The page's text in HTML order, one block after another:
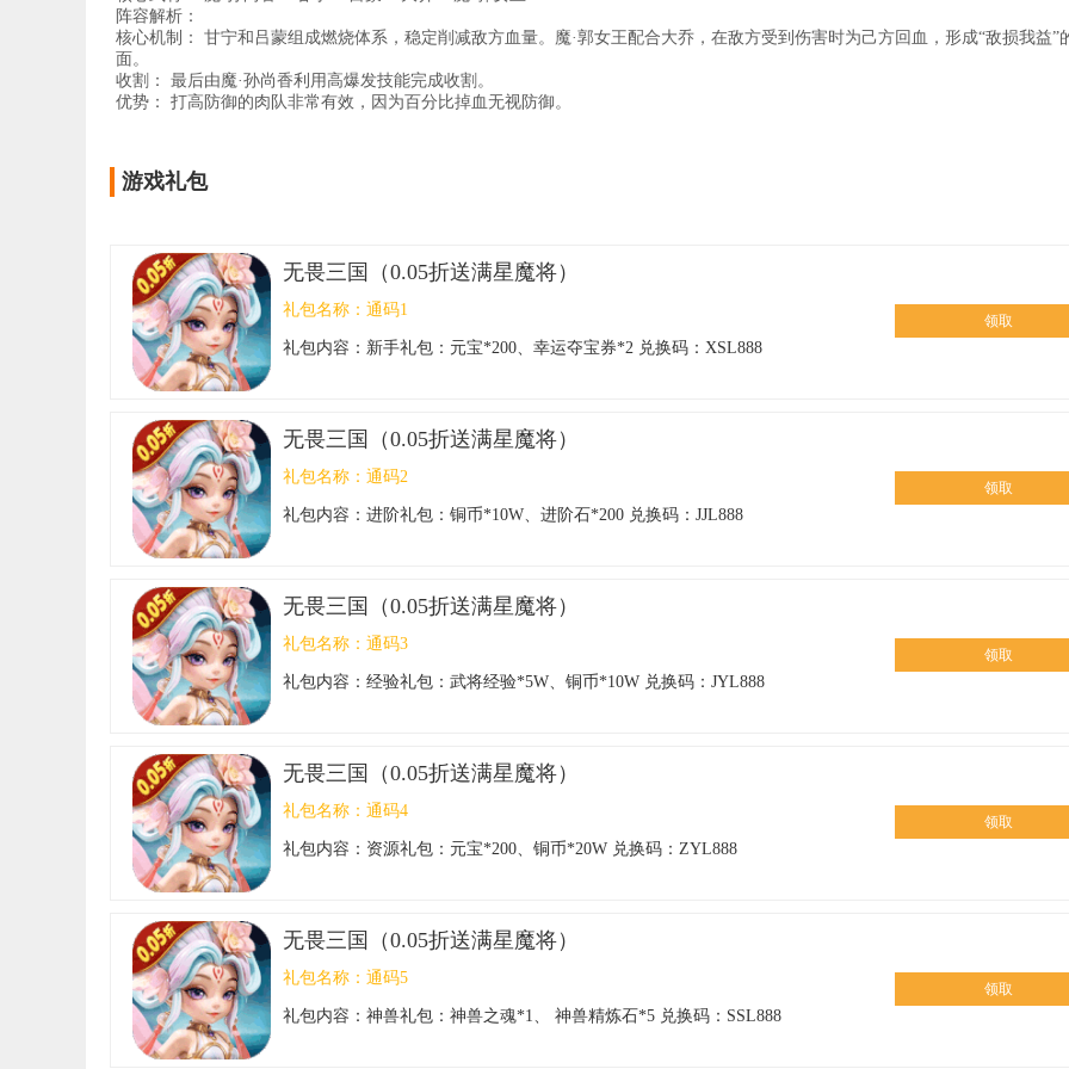
阵容解析：
核心机制： 甘宁和吕蒙组成燃烧体系，稳定削减敌方血量。魔·郭女王配合大乔，在敌方受到伤害时为己方回血，形成“敌损我益”
面。
收割： 最后由魔·孙尚香利用高爆发技能完成收割。
优势： 打高防御的肉队非常有效，因为百分比掉血无视防御。
游戏礼包
无畏三国（0.05折送满星魔将）
礼包名称： 通码1
礼包内容： 新手礼包：元宝*200、幸运夺宝券*2 兑换码：XSL888
领取
无畏三国（0.05折送满星魔将）
礼包名称： 通码2
礼包内容： 进阶礼包：铜币*10W、进阶石*200 兑换码：JJL888
领取
无畏三国（0.05折送满星魔将）
礼包名称： 通码3
礼包内容： 经验礼包：武将经验*5W、铜币*10W 兑换码：JYL888
领取
无畏三国（0.05折送满星魔将）
礼包名称： 通码4
礼包内容： 资源礼包：元宝*200、铜币*20W 兑换码：ZYL888
领取
无畏三国（0.05折送满星魔将）
礼包名称： 通码5
礼包内容： 神兽礼包：神兽之魂*1、 神兽精炼石*5 兑换码：SSL888
领取